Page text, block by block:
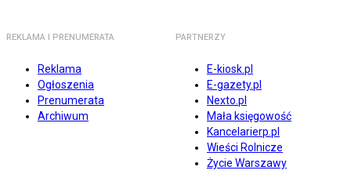
REKLAMA I PRENUMERATA
Reklama
Ogłoszenia
Prenumerata
Archiwum
PARTNERZY
E-kiosk.pl
E-gazety.pl
Nexto.pl
Mała księgowość
Kancelarierp.pl
Wieści Rolnicze
Życie Warszawy